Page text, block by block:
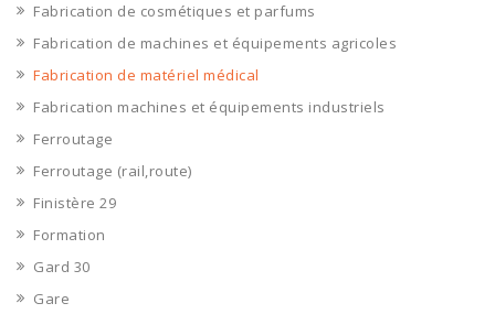
Fabrication de cosmétiques et parfums
Fabrication de machines et équipements agricoles
Fabrication de matériel médical
Fabrication machines et équipements industriels
Ferroutage
Ferroutage (rail,route)
Finistère 29
Formation
Gard 30
Gare